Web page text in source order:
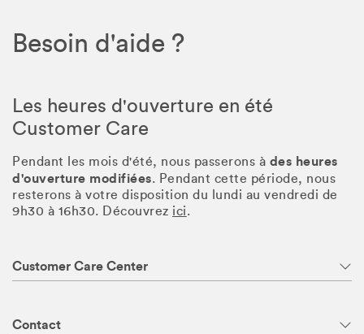
Besoin d'aide ?
Les heures d'ouverture en été
Customer Care
Pendant les mois d'été, nous passerons à des heures
d'ouverture modifiées. Pendant cette période, nous
resterons à votre disposition du lundi au vendredi de
9h30 à 16h30. Découvrez ici.
Customer Care Center
Contact